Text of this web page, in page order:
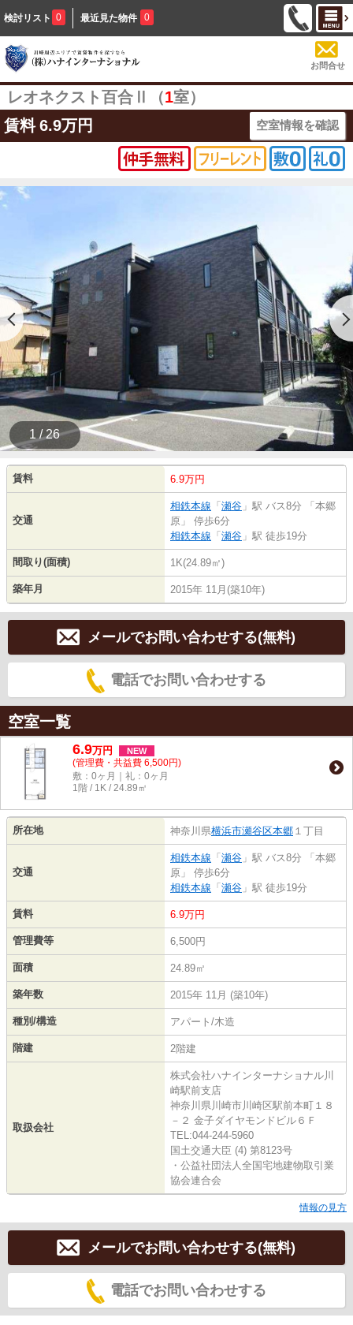
検討リスト 0 最近見た物件 0
お問合せ
レオネクスト百合Ⅱ（1室）
賃料 6.9万円 空室情報を確認
1 / 26
賃料 6.9万円
交通
相鉄本線 「 瀬谷 」駅 バス8分 「本郷
原」 停歩6分
相鉄本線 「 瀬谷 」駅 徒歩19分
間取り(面積) 1K(24.89㎡)
築年月 2015年 11月(築10年)
メールでお問い合わせする(無料)
電話でお問い合わせする
空室一覧
6.9万円 NEW
(管理費・共益費 6,500円)
敷：0ヶ月｜礼：0ヶ月
1階 / 1K / 24.89㎡
所在地 神奈川県横浜市瀬谷区本郷 １丁目
交通
相鉄本線 「 瀬谷 」駅 バス8分 「本郷
原」 停歩6分
相鉄本線 「 瀬谷 」駅 徒歩19分
賃料 6.9万円
管理費等 6,500円
面積 24.89㎡
築年数 2015年 11月 (築10年)
種別/構造 アパート/木造
階建 2階建
取扱会社
株式会社ハナインターナショナル川
崎駅前支店
神奈川県川崎市川崎区駅前本町１８
－２ 金子ダイヤモンドビル６Ｆ
TEL:044-244-5960
国土交通大臣 (4) 第8123号
・公益社団法人全国宅地建物取引業
協会連合会
情報の見方
メールでお問い合わせする(無料)
電話でお問い合わせする